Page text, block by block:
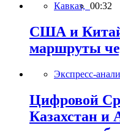
Кавказ, 00:32
США и
маршруты
Экспресс-
Цифровой
Казахстан и